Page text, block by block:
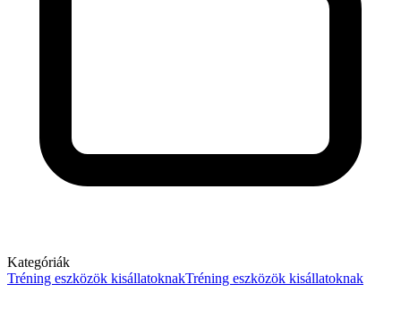
Kategóriák
Tréning eszközök kisállatoknakTréning eszközök kisállatoknak